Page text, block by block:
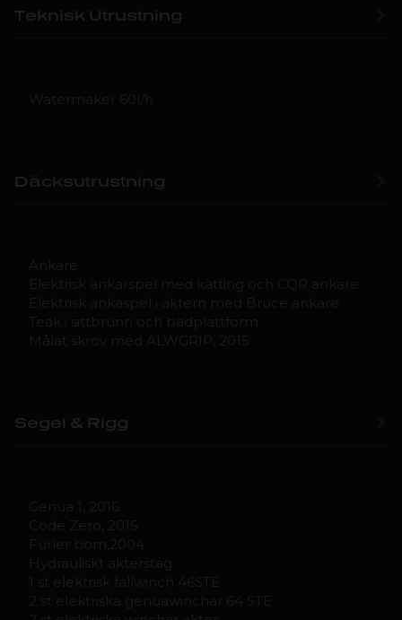
Teknisk Utrustning
Watermaker 60l/h
Däcksutrustning
Ankare
Elektrisk ankarspel med kätting och CQR ankare
Elektrisk ankaspel i aktern med Bruce ankare
Teak i sittbrunn och badplattform
Målat skrov med ALWGRIP, 2015
Segel & Rigg
Genua 1, 2016
Code Zero, 2015
Furler bom,2004
Hydrauliskt akterstag
1 st elektrisk fallwinch 46STE
2 st elektriska genuawinchar 64 STE